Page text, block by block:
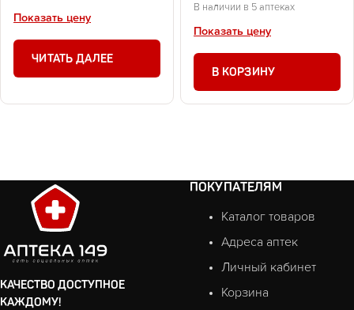
Показать цену
ЧИТАТЬ ДАЛЕЕ
В наличии в 5 аптеках
Показать цену
В КОРЗИНУ
КАЧЕСТВО ДОСТУПНОЕ
КАЖДОМУ!
ПОКУПАТЕЛЯМ
Каталог товаров
Адреса аптек
Личный кабинет
Корзина